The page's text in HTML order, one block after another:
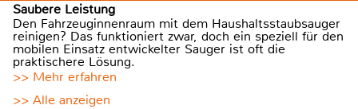
Saubere Leistung
Den Fahrzeuginnenraum mit dem Haushaltsstaubsauger
reinigen? Das funktioniert zwar, doch ein speziell für den
mobilen Einsatz entwickelter Sauger ist oft die
praktischere Lösung.
>> Mehr erfahren
>> Alle anzeigen